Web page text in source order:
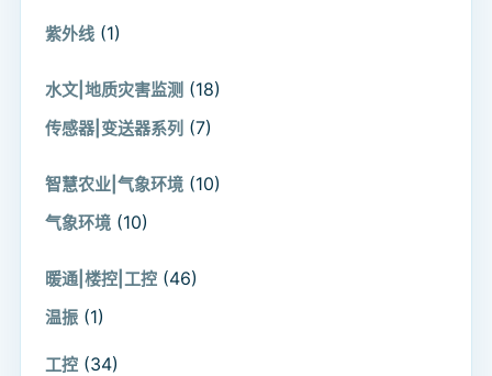
紫外线 (1)
水文|地质灾害监测 (18)
传感器|变送器系列 (7)
智慧农业|气象环境 (10)
气象环境 (10)
暖通|楼控|工控 (46)
温振 (1)
工控 (34)